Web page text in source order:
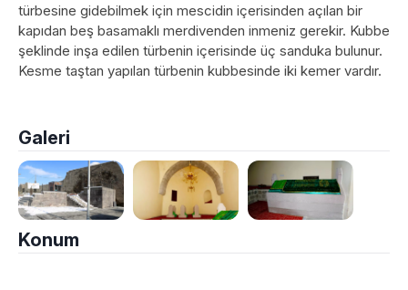
türbesine gidebilmek için mescidin içerisinden açılan bir
kapıdan beş basamaklı merdivenden inmeniz gerekir. Kubbe
şeklinde inşa edilen türbenin içerisinde üç sanduka bulunur.
Kesme taştan yapılan türbenin kubbesinde iki kemer vardır.
Galeri
Konum